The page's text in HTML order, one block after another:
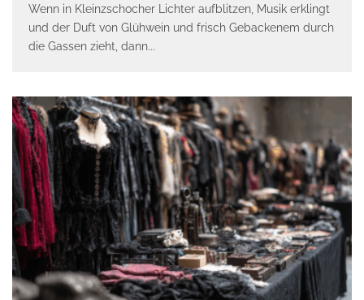
Wenn in Kleinzschocher Lichter aufblitzen, Musik erklingt
und der Duft von Glühwein und frisch Gebackenem durch
die Gassen zieht, dann...